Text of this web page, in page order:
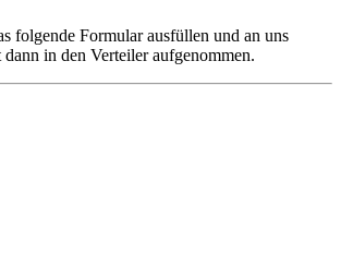
folgende Formular ausfüllen und an uns
in den Verteiler aufgenommen.